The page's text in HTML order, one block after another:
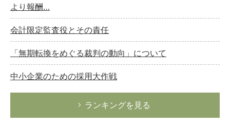
より報酬…
会計限定監査役とその責任
「無期転換をめぐる裁判の動向」について
中小企業のための採用大作戦
ランキングを見る